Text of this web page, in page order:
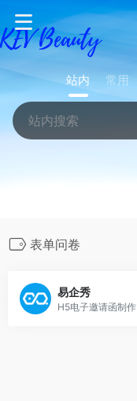
站内 常用
表单问卷
易企秀
H5电子邀请函制作